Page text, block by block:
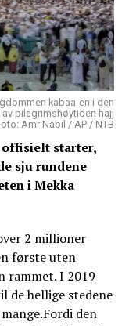
kabaa-en i den
pilegrimshøytiden hajj
Amr Nabil / AP / NTB
starter,
sju rundene
i Mekka
2 millioner
første uten
rammet. I 2019
hellige stedene
den